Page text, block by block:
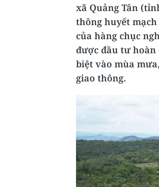
xã Quảng Tân
thông huyết
của hàng chục
được đầu tư hoàn
biệt vào mùa
giao thông.